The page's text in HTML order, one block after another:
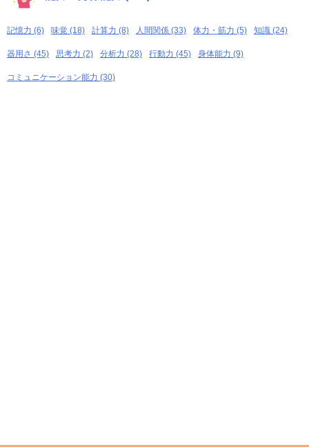
記憶力 (6) 味覚 (18) 計算力 (8) 人間関係 (33) 体力・筋力 (5) 知識 (24)
器用さ (45) 思考力 (2) 分析力 (28) 行動力 (45) 身体能力 (9)
コミュニケーション能力 (30)